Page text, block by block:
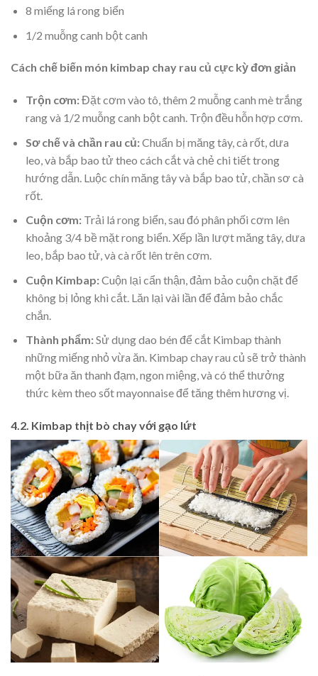
8 miếng lá rong biển
1/2 muỗng canh bột canh
Cách chế biến món kimbap chay rau củ cực kỳ đơn giản
Trộn cơm:Đặt cơm vào tô, thêm 2 muỗng canh mè trắng
rang và 1/2 muỗng canh bột canh. Trộn đều hỗn hợp cơm.
Sơ chế và chần rau củ:Chuẩn bị măng tây, cà rốt, dưa
leo, và bắp bao tử theo cách cắt và chẻ chi tiết trong
hướng dẫn. Luộc chín măng tây và bắp bao tử, chần sơ cà
rốt.
Cuộn cơm:Trải lá rong biển, sau đó phân phối cơm lên
khoảng 3/4 bề mặt rong biển. Xếp lần lượt măng tây, dưa
leo, bắp bao tử, và cà rốt lên trên cơm.
Cuộn Kimbap:Cuộn lại cẩn thận, đảm bảo cuộn chặt để
không bị lỏng khi cắt. Lăn lại vài lần để đảm bảo chắc
chắn.
Thành phẩm:Sử dụng dao bén để cắt Kimbap thành
những miếng nhỏ vừa ăn. Kimbap chay rau củ sẽ trở thành
một bữa ăn thanh đạm, ngon miệng, và có thể thưởng
thức kèm theo sốt mayonnaise để tăng thêm hương vị.
4.2. Kimbap thịt bò chay với gạo lứt